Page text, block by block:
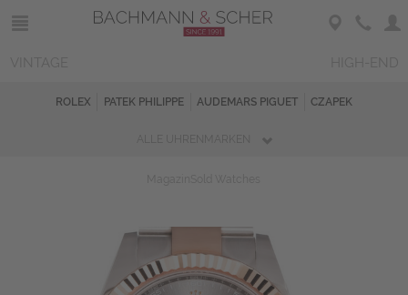
ROLEX PATEK PHILIPPE AUDEMARS PIGUET CZAPEK